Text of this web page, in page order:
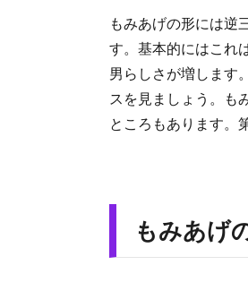
もみあげの形には逆
す。基本的にはこれ
男らしさが増します
スを見ましょう。も
ところもあります。
もみあげ